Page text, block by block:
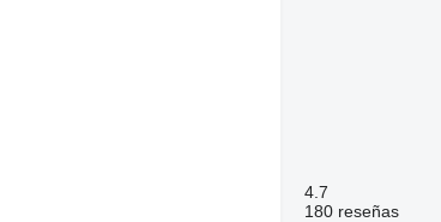
4.7
180 reseñas